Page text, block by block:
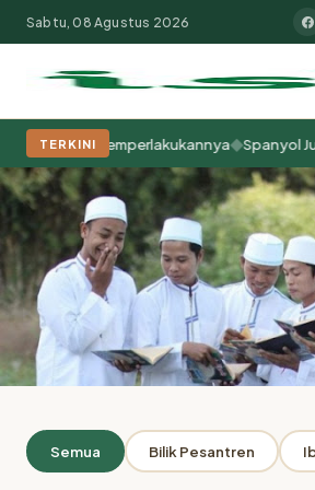
Populer:Moderasi BeragamaKhutbah
Sabtu, 08 Agustus 2026
TERKINI
Kita Memperlakukannya◆Spanyol Juara
ARSIP
Penulis: Saidun
Semua Bilik Pesantren